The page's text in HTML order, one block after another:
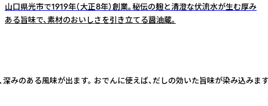
山口県光市で1919年（大正8年）創業。秘伝の麹と清澄な伏流水が生む厚み
ある旨味で、素材のおいしさを引き立てる醤油蔵。
ある風味が出ます。 おでんに使えば、だしの効いた旨味が染み込み